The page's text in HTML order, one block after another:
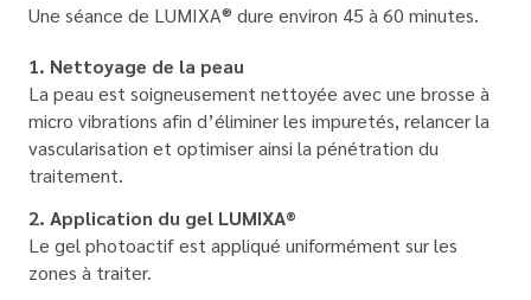
Une séance de LUMIXA® dure environ 45 à 60 minutes.
1. Nettoyage de la peau
La peau est soigneusement nettoyée avec une brosse à
micro vibrations afin d’éliminer les impuretés, relancer la
vascularisation et optimiser ainsi la pénétration du
traitement.
2. Application du gel LUMIXA®
Le gel photoactif est appliqué uniformément sur les
zones à traiter.